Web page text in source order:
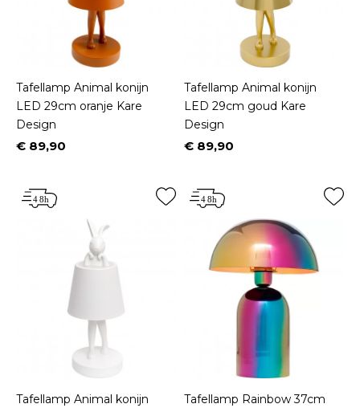
Tafellamp Animal konijn
LED 29cm oranje Kare
Design
Prijs
€ 89,90
Tafellamp Animal konijn
LED 29cm goud Kare
Design
Prijs
€ 89,90
Tafellamp Animal konijn
Tafellamp Rainbow 37cm